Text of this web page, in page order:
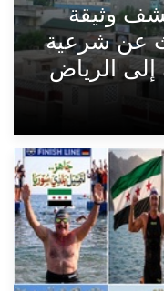
وثيقة
عن شرعية
الرياض